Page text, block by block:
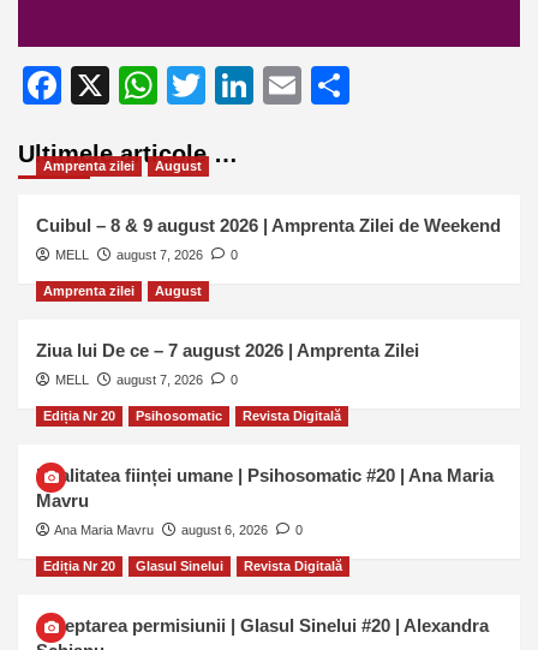
Facebook
X WhatsApp
Twitter
LinkedIn
Email
Ultimele articole …
Amprenta zilei August
Cuibul – 8 & 9 august 2026 | Amprenta Zilei de Weekend
MELL august 7, 2026 0
Amprenta zilei August
Ziua lui De ce – 7 august 2026 | Amprenta Zilei
MELL august 7, 2026 0
Ediția Nr 20 Psihosomatic Revista Digitală
Dualitatea ființei umane | Psihosomatic #20 | Ana Maria
Mavru
Ana Maria Mavru august 6, 2026 0
Ediția Nr 20 Glasul Sinelui Revista Digitală
Așteptarea permisiunii | Glasul Sinelui #20 | Alexandra